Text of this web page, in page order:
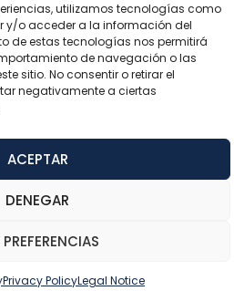
utilizamos tecnologías como
y/o acceder a la información del
de estas tecnologías nos permitirá
de navegación o las
sitio. No consentir o retirar el
negativamente a ciertas
ACEPTAR
DENEGAR
PREFERENCIAS
Privacy PolicyLegal Notice
designed byTrustynet
Policy Accessibility